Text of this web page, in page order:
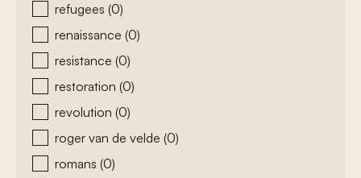
refugees (0)
renaissance (0)
resistance (0)
restoration (0)
revolution (0)
roger van de velde (0)
romans (0)